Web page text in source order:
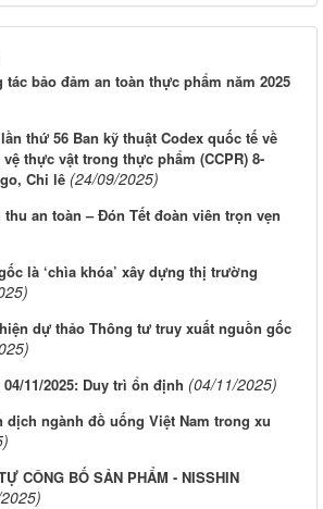
bảo đảm an toàn thực phẩm năm 2025
thứ 56 Ban kỹ thuật Codex quốc tế về
thực vật trong thực phẩm (CCPR) 8-
Chi lê (24/09/2025)
an toàn – Đón Tết đoàn viên trọn vẹn
là ‘chìa khóa’ xây dựng thị trường
dự thảo Thông tư truy xuất nguồn gốc
11/2025: Duy trì ổn định (04/11/2025)
dịch ngành đồ uống Việt Nam trong xu
CÔNG BỐ SẢN PHẨM - NISSHIN